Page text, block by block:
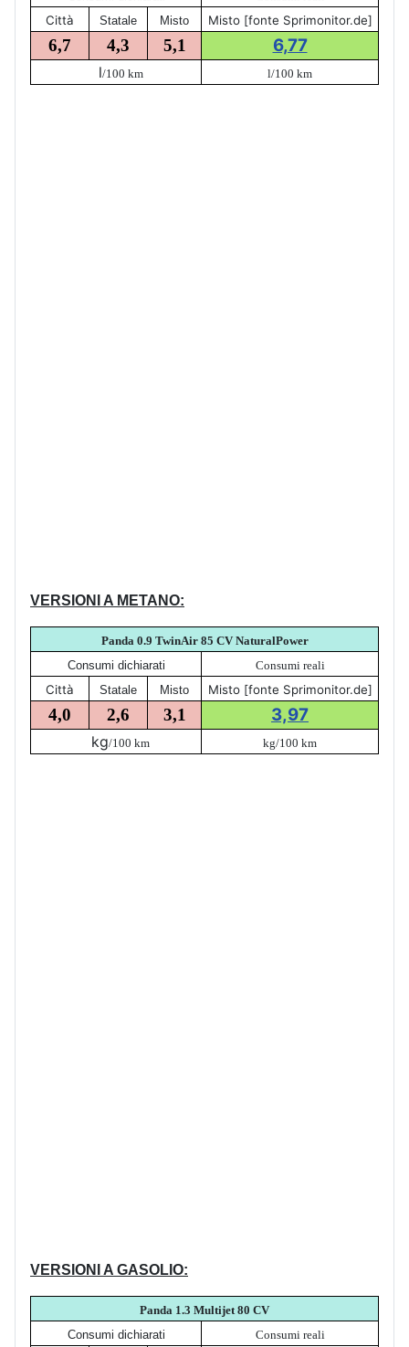
Città Statale Misto Misto [fonte Sprimonitor.de]
6,7 4,3 5,1 6,77
l/100 km l/100 km
VERSIONI A METANO:
Panda 0.9 TwinAir 85 CV NaturalPower
Consumi dichiarati
Consumi reali
Città Statale Misto Misto [fonte Sprimonitor.de]
4,0 2,6 3,1 3,97
kg/100 km kg/100 km
VERSIONI A GASOLIO:
Panda 1.3 Multijet 80 CV
Consumi dichiarati
Consumi reali